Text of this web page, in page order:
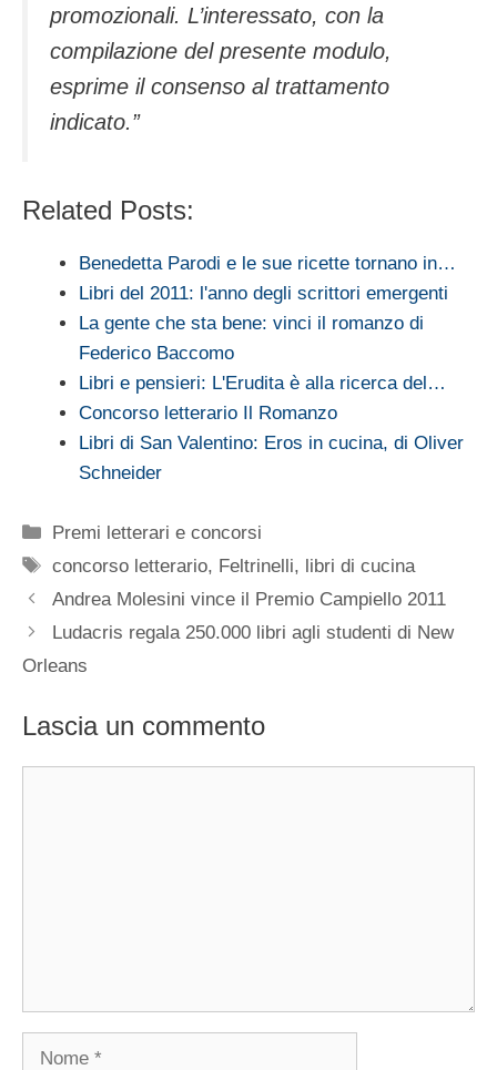
promozionali. L’interessato, con la
compilazione del presente modulo,
esprime il consenso al trattamento
indicato.”
Related Posts:
Benedetta Parodi e le sue ricette tornano in…
Libri del 2011: l'anno degli scrittori emergenti
La gente che sta bene: vinci il romanzo di
Federico Baccomo
Libri e pensieri: L'Erudita è alla ricerca del…
Concorso letterario Il Romanzo
Libri di San Valentino: Eros in cucina, di Oliver
Schneider
Categorie
Premi letterari e concorsi
Tag
concorso letterario, Feltrinelli, libri di cucina
Andrea Molesini vince il Premio Campiello 2011
Ludacris regala 250.000 libri agli studenti di New
Orleans
Lascia un commento
Nome